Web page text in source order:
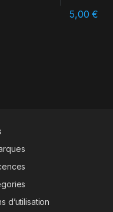
5,00€
d’utilisation